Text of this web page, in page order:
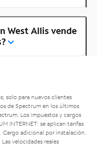
West Allis vende
solo para nuevos clientes
de Spectrum en los últimos
Los impuestos y cargos
INTERNET: se aplican tarifas
Cargo adicional por instalación.
velocidades reales